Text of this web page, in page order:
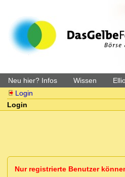
Neu hier? Infos Wissen
Login
Login
Nur registrierte Benutzer